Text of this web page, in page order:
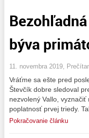
býva
11. novembra 2019,
Vráťme sa ešte pred
Števčík dobre sledoval
nezvolený Vallo,
poplatnosť prvej triedy.
Pokračovanie článku